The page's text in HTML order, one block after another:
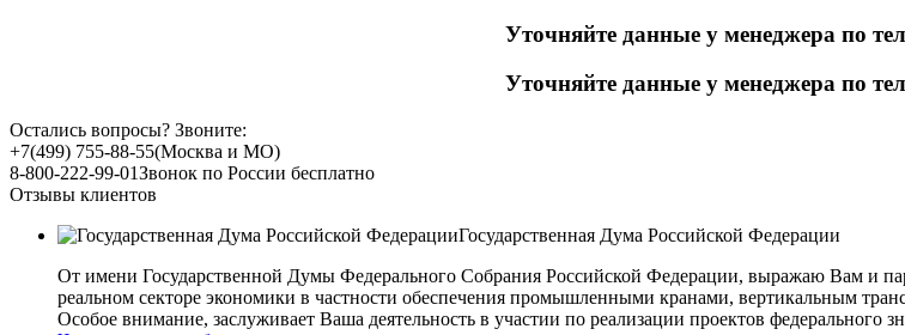
Уточняйте данные у менеджера по
Уточняйте данные у менеджера по
Остались вопросы? Звоните:
+7(499) 755-88-55(Москва и МО)
8-800-222-99-01Звонок по России бесплатно
Отзывы клиентов
Государственная Дума Российской Федерации
От имени Государственной Думы Федерального Собрания Российской Федерации, выражаю Вам и
реальном секторе экономики в частности обеспечения промышленными кранами, вертикальным
Особое внимание, заслуживает Ваша деятельность в участии по реализации проектов федерального